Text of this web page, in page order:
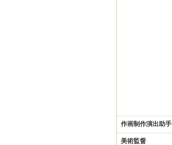
作画制作演出助手
美術監督